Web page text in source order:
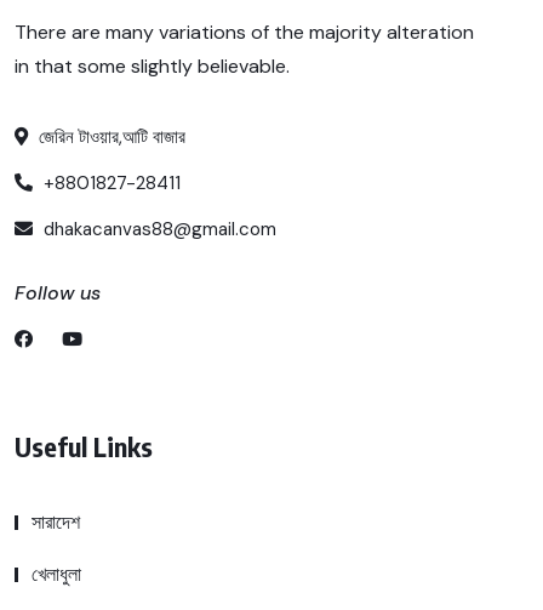
There are many variations of the majority alteration
in that some slightly believable.
জেরিন টাওয়ার,আটি বাজার
+8801827-28411
dhakacanvas88@gmail.com
Follow us
Useful Links
সারাদেশ
খেলাধুলা